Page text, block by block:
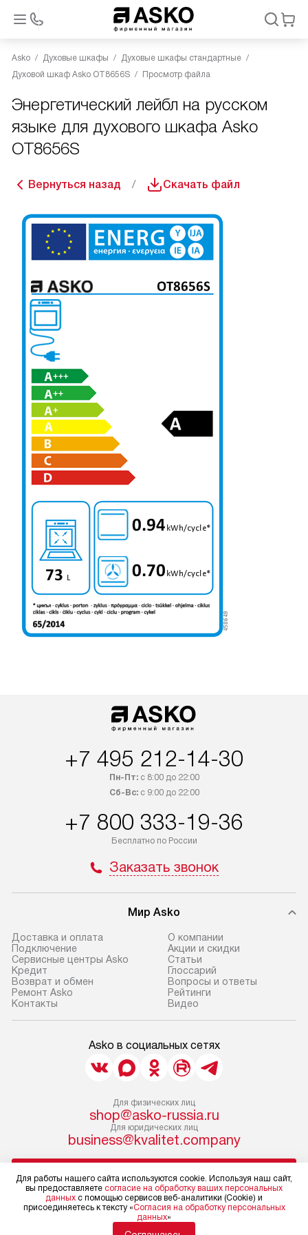
Asko Духовые шкафы
Духовые шкафы стандартные
Духовой шкаф Asko OT8656S
Просмотр файла
Энергетический лейбл на русском
языке для духового шкафа Asko
OT8656S
Вернуться назад Скачать файл
+7 495 212-14-30
Пн-Пт:с 8:00 до 22:00
Сб-Вс:с 9:00 до 22:00
+7 800 333-19-36
Бесплатно по России
Заказать звонок
Мир Asko
Доставка и оплата
Подключение
Сервисные центры Asko
Кредит
Возврат и обмен
Ремонт Asko
Контакты
О компании
Акции и скидки
Статьи
Глоссарий
Вопросы и ответы
Рейтинги
Видео
Asko в социальных сетях
Для физических лиц
shop@asko-russia.ru
Для юридических лиц
business@kvalitet.company
Политика конфиденциальности
Условия продажи
Для работы нашего сайта используются cookie. Используя наш сайт,
вы предоставляете согласие на обработку ваших персональных
данных с помощью сервисов веб-аналитики (Cookie) и
присоединяетесь к тексту «Согласия на обработку персональных
данных»